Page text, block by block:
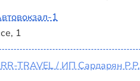
1
1
TRAVEL / ИП Сардарян Р.Р.